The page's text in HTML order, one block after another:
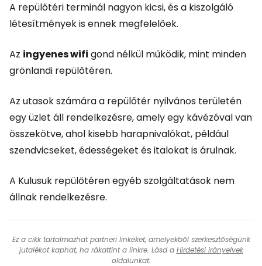
A repülőtéri terminál nagyon kicsi, és a kiszolgáló
létesítmények is ennek megfelelőek.
Az ingyenes wifi gond nélkül működik, mint minden
grönlandi repülőtéren.
Az utasok számára a repülőtér nyilvános területén
egy üzlet áll rendelkezésre, amely egy kávézóval van
összekötve, ahol kisebb harapnivalókat, például
szendvicseket, édességeket és italokat is árulnak.
A Kulusuk repülőtéren egyéb szolgáltatások nem
állnak rendelkezésre.
Ez a cikk tartalmazhat partneri linkeket, amelyekből szerkesztőségünk
jutalékot kaphat, ha rákattint a linkre. Lásd a Hirdetési irányelvek
oldalunkat.